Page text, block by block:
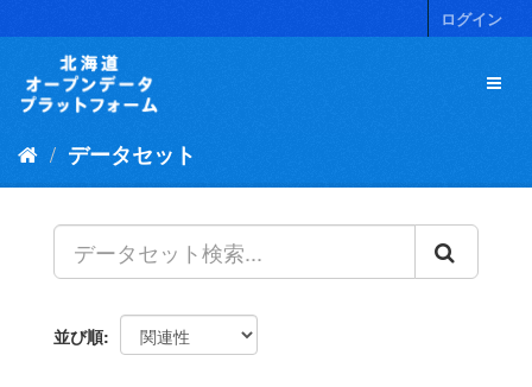
キ
ログイン
データセット
並び順